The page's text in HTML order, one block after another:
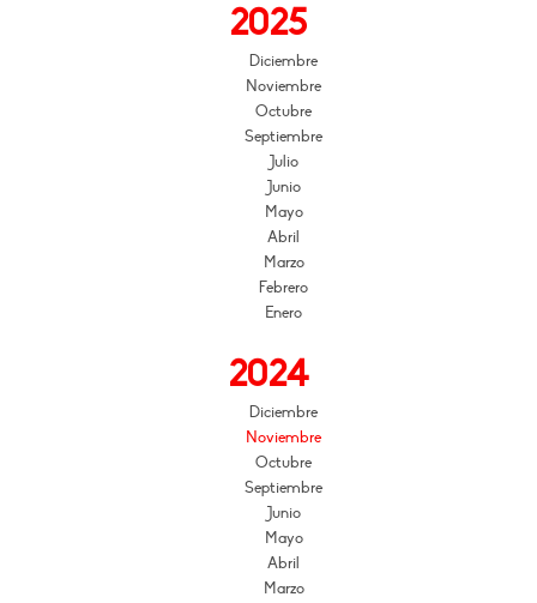
2025
Diciembre
Noviembre
Octubre
Septiembre
Julio
Junio
Mayo
Abril
Marzo
Febrero
Enero
2024
Diciembre
Noviembre
Octubre
Septiembre
Junio
Mayo
Abril
Marzo